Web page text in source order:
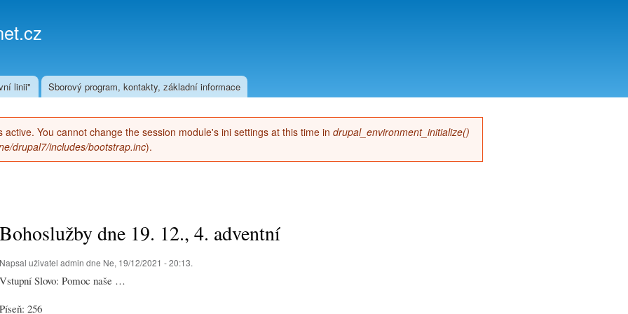
linii" Sborový program, kontakty, základní informace
active. You cannot change the session module's ini settings at this time in drupal_environment_initialize()
drupal7/includes/bootstrap.inc).
Bohoslužby dne 19. 12., 4. adventní
Napsal uživatel admin dne Ne, 19/12/2021 - 20:13.
Vstupní Slovo: Pomoc naše …
Píseň: 256